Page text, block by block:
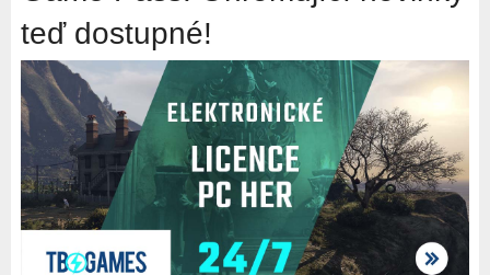
teď dostupné!